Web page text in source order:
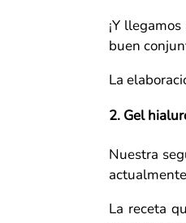
¡Y
buen
La
2. Gel
Nuestra
La receta